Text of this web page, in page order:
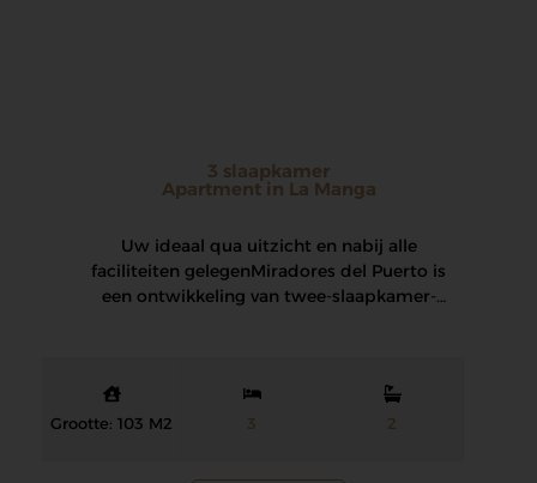
3 slaapkamer
Apartment in La Manga
Uw ideaal qua uitzicht en nabij alle
faciliteiten gelegen Miradores del Puerto is
een ontwikkeling van twee-slaapkamer-
Grootte: 103 M2 3 2